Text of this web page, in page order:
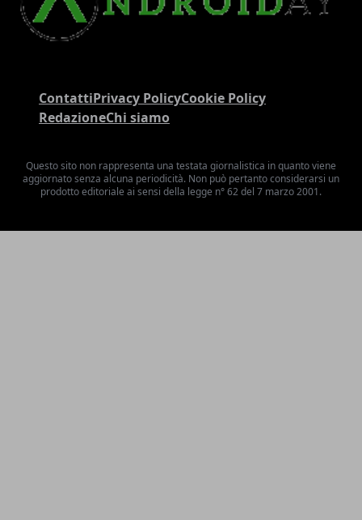
ContattiPrivacy PolicyCookie Policy
RedazioneChi siamo
Questo sito non rappresenta una testata giornalistica in quanto viene
aggiornato senza alcuna periodicità. Non può pertanto considerarsi un
prodotto editoriale ai sensi della legge n° 62 del 7 marzo 2001.